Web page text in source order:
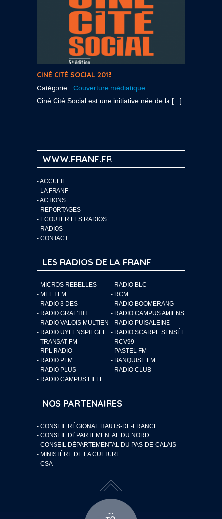
CINÉ CITÉ SOCIAL 2013
Catégorie : Couverture médiatique
Ciné Cité Social est une initiative née de la [...]
WWW.FRANF.FR
-ACCUEIL
- LA FRANF
-ACTIONS
- REPORTAGES
- ECOUTER LES RADIOS
- RADIOS
- CONTACT
LES RADIOS DE LA FRANF
- MICROS REBELLES
- RADIO BLC
- MEET FM
- RCM
- RADIO 3 DES
- RADIO BOOMERANG
- RADIO GRAF’HIT
- RADIO CAMPUS AMIENS
- RADIO VALOIS MULTIEN - RADIO PUISALEINE
- RADIO UYLENSPIEGEL
- RADIO SCARPE SENSÉE
- TRANSAT FM
- RCV99
- RPL RADIO
- PASTEL FM
- RADIO PFM
- BANQUISE FM
- RADIO PLUS
- RADIO CLUB
- RADIO CAMPUS LILLE
NOS PARTENAIRES
- CONSEIL RÉGIONAL HAUTS-DE-FRANCE
- CONSEIL DÉPARTEMENTAL DU NORD
- CONSEIL DÉPARTEMENTAL DU PAS-DE-CALAIS
- MINISTÈRE DE LA CULTURE
- CSA